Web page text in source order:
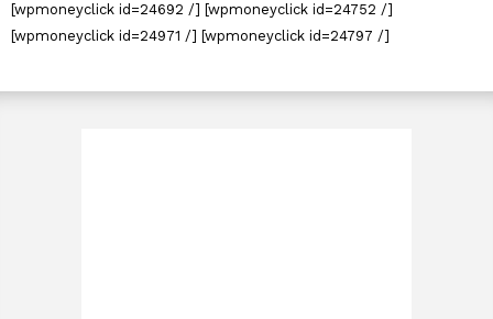
[wpmoneyclick id=24692 /] [wpmoneyclick id=24752 /]
[wpmoneyclick id=24971 /] [wpmoneyclick id=24797 /]